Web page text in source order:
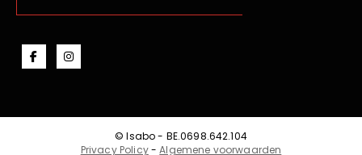
© Isabo - BE.0698.642.104
Privacy Policy-Algemene voorwaarden